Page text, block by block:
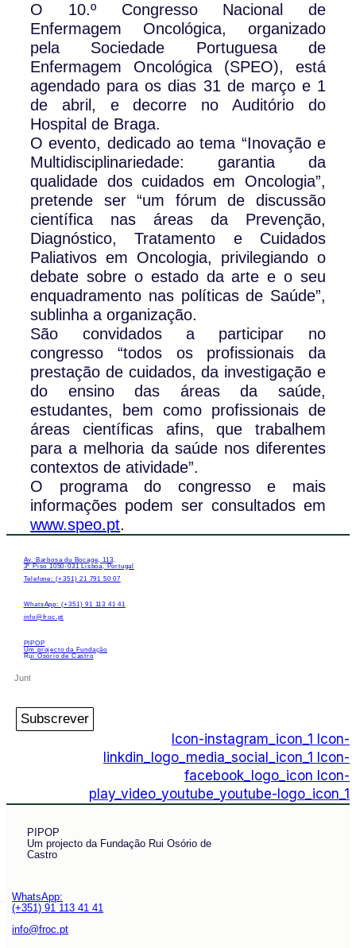
O 10.º Congresso Nacional de
Enfermagem Oncológica, organizado
pela Sociedade Portuguesa de
Enfermagem Oncológica (SPEO), está
agendado para os dias 31 de março e 1
de abril, e decorre no Auditório do
Hospital de Braga.
O evento, dedicado ao tema “Inovação e
Multidisciplinariedade: garantia da
qualidade dos cuidados em Oncologia”,
pretende ser “um fórum de discussão
científica nas áreas da Prevenção,
Diagnóstico, Tratamento e Cuidados
Paliativos em Oncologia, privilegiando o
debate sobre o estado da arte e o seu
enquadramento nas políticas de Saúde”,
sublinha a organização.
São convidados a participar no
congresso “todos os profissionais da
prestação de cuidados, da investigação e
do ensino das áreas da saúde,
estudantes, bem como profissionais de
áreas científicas afins, que trabalhem
para a melhoria da saúde nos diferentes
contextos de atividade”.
O programa do congresso e mais
informações podem ser consultados em
www.speo.pt.
Av. Barbosa du Bocage, 113,
3º Piso 1050-031 Lisboa, Portugal
Telefone: (+351) 21 791 50 07
WhatsApp: (+351) 91 113 41 41
info@froc.pt
PIPOP
Um projecto da Fundação
Rui Osório de Castro
Subscrever
Icon-instagram_icon_1
Icon-
linkdin_logo_media_social_icon_1
Icon-
facebook_logo_icon Icon-
play_video_youtube_youtube-logo_icon_1
PIPOP
Um projecto da Fundação Rui Osório de
Castro
WhatsApp:
(+351) 91 113 41 41
info@froc.pt